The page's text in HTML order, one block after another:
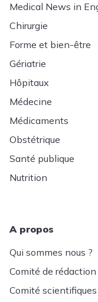
Medical News in
Chirurgie
Forme et bien-être
Gériatrie
Hôpitaux
Médecine
Médicaments
Obstétrique
Santé publique
Nutrition
A propos
Qui sommes nous ?
Comité de rédaction
Comité